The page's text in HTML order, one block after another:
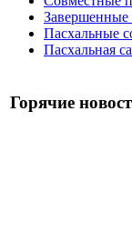
Завершенные
Пасхальные
Пасхальная
Горячие